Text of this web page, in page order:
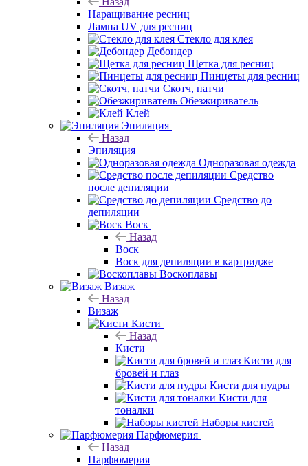
Наращивание ресниц
Лампа UV для ресниц
Стекло для клея
Дебондер
Щетка для ресниц
Пинцеты для ресниц
Скотч, патчи
Обезжириватель
Клей
Эпиляция
Назад
Эпиляция
Одноразовая одежда
Средство
после депиляции
Средство до
депиляции
Воск
Назад
Воск
Воск для депиляции в картридже
Воскоплавы
Визаж
Назад
Визаж
Кисти
Назад
Кисти
Кисти для
бровей и глаз
Кисти для пудры
Кисти для
тоналки
Наборы кистей
Парфюмерия
Назад
Парфюмерия